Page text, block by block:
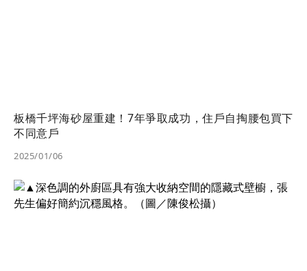
板橋千坪海砂屋重建！7年爭取成功，住戶自掏腰包買下
不同意戶
2025/01/06